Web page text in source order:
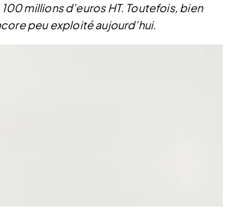
millions d’euros HT. Toutefois, bien
peu exploité aujourd’hui.